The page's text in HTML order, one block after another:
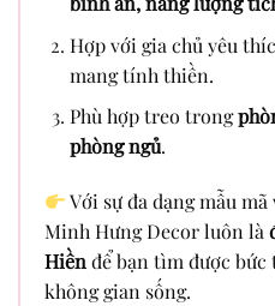
Hợp với gia chủ yêu
mang tính thiền.
Phù hợp treo trong
phòng ngủ.
Với sự đa dạng mẫu
Minh Hưng Decor luôn là
Hiền để bạn tìm được bức
không gian sống.